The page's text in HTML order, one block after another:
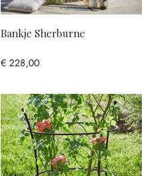
Bankje Sherburne
€ 228,00